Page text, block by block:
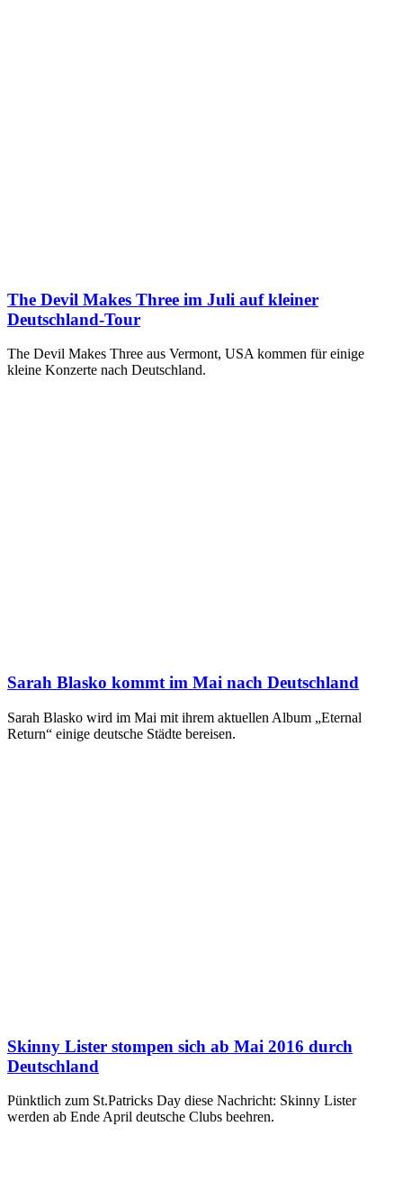
The Devil Makes Three im Juli auf kleiner
Deutschland-Tour
The Devil Makes Three aus Vermont, USA kommen für einige
kleine Konzerte nach Deutschland.
Sarah Blasko kommt im Mai nach Deutschland
Sarah Blasko wird im Mai mit ihrem aktuellen Album „Eternal
Return“ einige deutsche Städte bereisen.
Skinny Lister stompen sich ab Mai 2016 durch
Deutschland
Pünktlich zum St.Patricks Day diese Nachricht: Skinny Lister
werden ab Ende April deutsche Clubs beehren.